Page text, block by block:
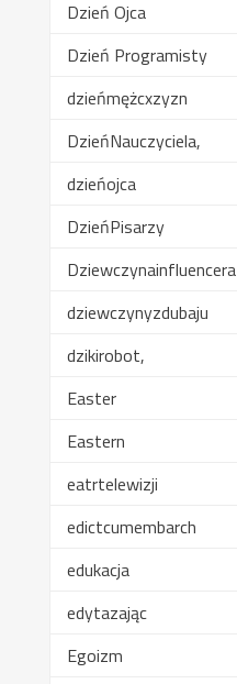
Dzień Ojca
Dzień Programisty
dzieńmężcxzyzn
DzieńNauczyciela,
dzieńojca
DzieńPisarzy
Dziewczynainfluencera
dziewczynyzdubaju
dzikirobot,
Easter
Eastern
eatrtelewizji
edictcumembarch
edukacja
edytazając
Egoizm